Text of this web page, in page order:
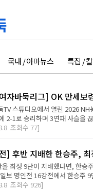
국내 / 아마뉴스 특집 /
자바둑리그] OK 만세보
TV 스튜디오에서 열린 2026
2-1로 승리하며 3연패 사슬을
조회수 77]
] 후반 지배한 한승주,
최정 9단이 지배했다면, 한승
보 명인전 16강전에서 한승주
조회수 926]